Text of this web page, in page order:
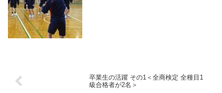
卒業生の活躍 その1＜全商検定 全種目1
級合格者が2名＞